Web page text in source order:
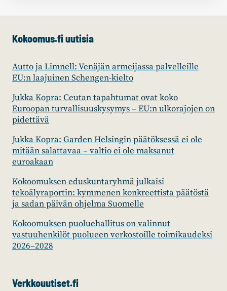
Kokoomus.fi uutisia
Autto ja Limnell: Venäjän armeijassa palvelleille
EU:n laajuinen Schengen-kielto
Jukka Kopra: Ceutan tapahtumat ovat koko
Euroopan turvallisuuskysymys – EU:n ulkorajojen on
pidettävä
Jukka Kopra: Garden Helsingin päätöksessä ei ole
mitään salattavaa – valtio ei ole maksanut
euroakaan
Kokoomuksen eduskuntaryhmä julkaisi
tekoälyraportin: kymmenen konkreettista päätöstä
ja sadan päivän ohjelma Suomelle
Kokoomuksen puoluehallitus on valinnut
vastuuhenkilöt puolueen verkostoille toimikaudeksi
2026–2028
Verkkouutiset.fi